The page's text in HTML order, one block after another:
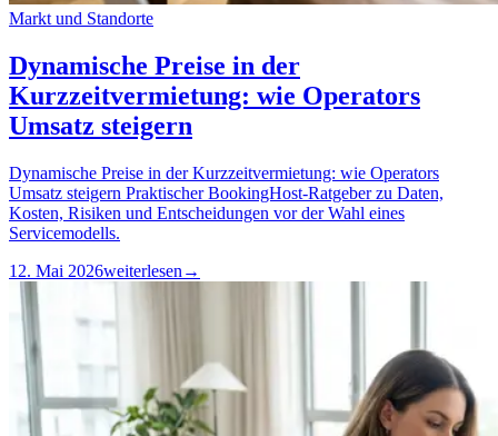
Markt und Standorte
Dynamische Preise in der
Kurzzeitvermietung: wie Operators
Umsatz steigern
Dynamische Preise in der Kurzzeitvermietung: wie Operators
Umsatz steigern Praktischer BookingHost-Ratgeber zu Daten,
Kosten, Risiken und Entscheidungen vor der Wahl eines
Servicemodells.
12. Mai 2026weiterlesen →